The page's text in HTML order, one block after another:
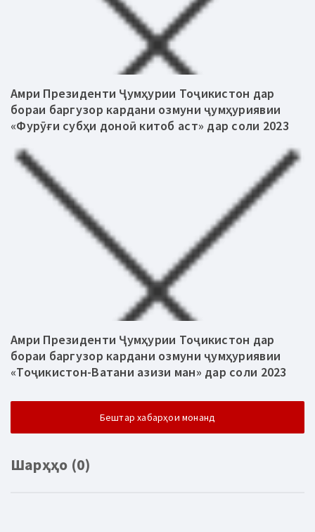
Амри Президенти Ҷумҳурии Тоҷикистон дар
бораи баргузор кардани озмуни ҷумҳуриявии
«Фурӯғи субҳи доноӣ китоб аст» дар соли 2023
Амри Президенти Ҷумҳурии Тоҷикистон дар
бораи баргузор кардани озмуни ҷумҳуриявии
«Тоҷикистон-Ватани азизи ман» дар соли 2023
Бештар хабарҳои монанд
Шарҳҳо (0)